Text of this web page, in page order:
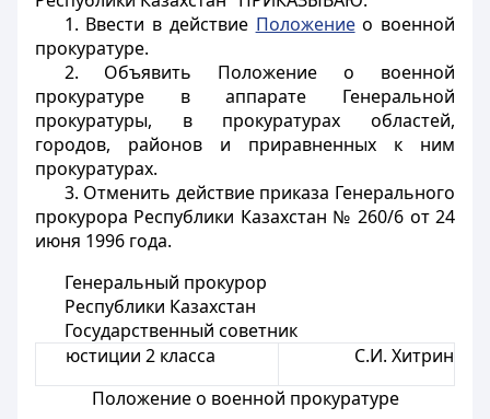
1. Ввести в действие Положениео военной
прокуратуре.
2. Объявить Положение о военной
прокуратуре в аппарате Генеральной
прокуратуры, в прокуратурах областей,
городов, районов и приравненных к ним
прокуратурах.
3. Отменить действие приказа Генерального
прокурора Республики Казахстан № 260/6 от 24
июня 1996 года.
Генеральный прокурор
Республики Казахстан
Государственный советник
юстиции 2 класса
С.И. Хитрин
Положение о военной прокуратуре